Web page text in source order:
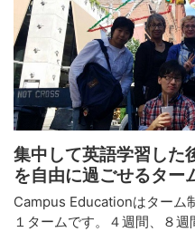
集中して英語学習した
を自由に過ごせるター
Campus Educationはターム
１タームです。４週間、８